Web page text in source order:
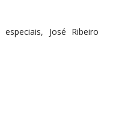
José Ribeiro